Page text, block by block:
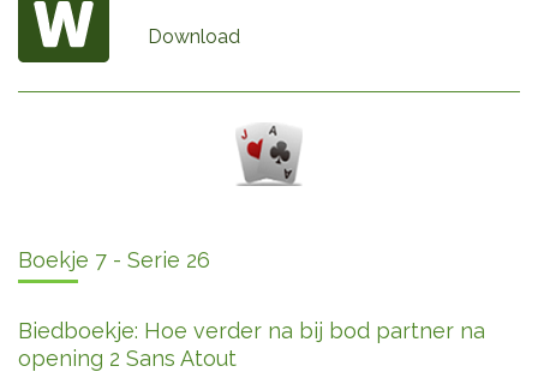
Download
Boekje 7 - Serie 26
Biedboekje: Hoe verder na bij bod partner na
opening 2 Sans Atout